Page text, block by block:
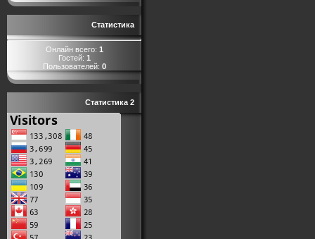
Статистика
Онлайн всего: 1
Гостей: 1
Пользователей: 0
Статистика 2